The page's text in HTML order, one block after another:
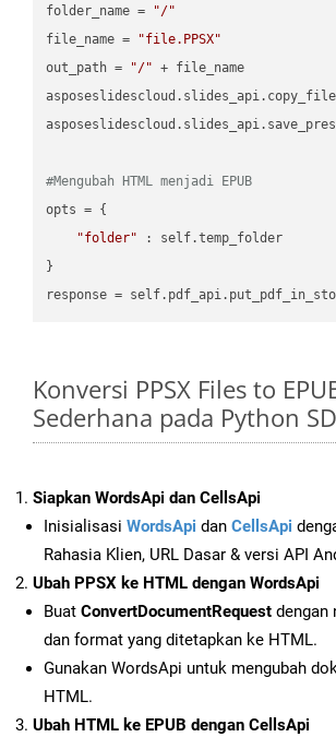
folder_name =
"/"
file_name =
"file.PPSX"
out_path =
"/" + file_name
#Mengubah HTML menjadi EPUB
opts = {
"folder" : self.temp_folder
}
Konversi PPSX Files to
Sederhana pada Python
Siapkan WordsApi dan CellsApi
Inisialisasi WordsApi dan CellsApi
Rahasia Klien, URL Dasar & versi API
Ubah PPSX ke HTML dengan WordsApi
Buat ConvertDocumentRequest dengan
dan format yang ditetapkan ke HTML.
Gunakan WordsApi untuk mengubah
HTML.
Ubah HTML ke EPUB dengan CellsApi